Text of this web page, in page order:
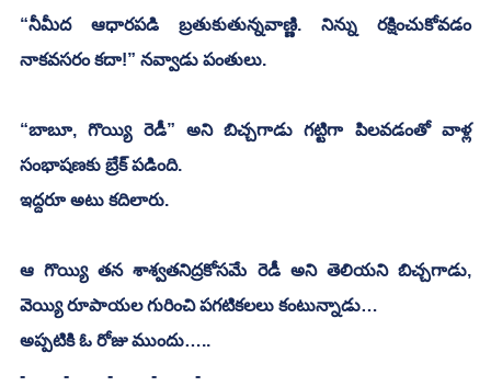
“నీమీద ఆధారపడి బ్రతుకుతున్నవాణ్ణి. నిన్ను రక్షించుకోవడం
నాకవసరం కదా!” నవ్వాడు పంతులు.
“బాబూ, గొయ్యి రెడీ” అని బిచ్చగాడు గట్టిగా పిలవడంతో వాళ్ల
సంభాషణకు బ్రేక్ పడింది.
ఇద్దరూ అటు కదిలారు.
ఆ గొయ్యి తన శాశ్వతనిద్రకోసమే రెడీ అని తెలియని బిచ్చగాడు,
వెయ్యి రూపాయల గురించి పగటికలలు కంటున్నాడు…
అప్పటికి ఓ రోజు ముందు…..
-	-	-	-	-